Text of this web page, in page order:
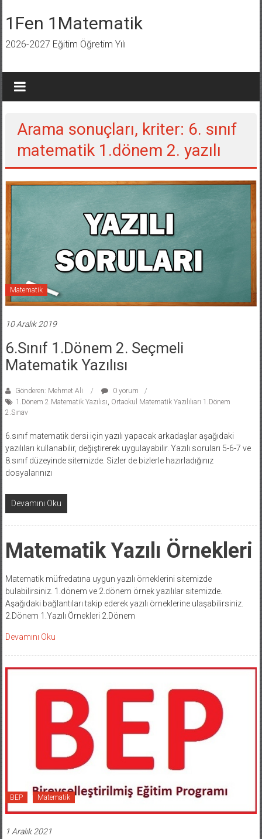
geç
1Fen 1Matematik
2026-2027 Eğitim Öğretim Yılı
Arama sonuçları, kriter: 6. sınıf
matematik 1.dönem 2. yazılı
Matematik
10 Aralık 2019
6.Sınıf 1.Dönem 2. Seçmeli
Matematik Yazılısı
Gönderen: Mehmet Ali
0 yorum
1.Dönem 2.Matematik Yazılısı, Ortaokul Matematik Yazılılıarı 1.Dönem
2.Sınav
6.sınıf matematik dersi için yazılı yapacak arkadaşlar aşağıdaki
yazılıları kullanabilir, değiştirerek uygulayabilir. Yazılı soruları 5-6-7 ve
8.sınıf düzeyinde sitemizde. Sizler de bizlerle hazırladığınız
dosyalarınızı
Devamını Oku
Matematik Yazılı Örnekleri
Matematik müfredatına uygun yazılı örneklerini sitemizde
bulabilirsiniz. 1.dönem ve 2.dönem örnek yazılılar sitemizde.
Aşağıdaki bağlantıları takip ederek yazılı örneklerine ulaşabilirsiniz.
2.Dönem 1.Yazılı Örnekleri 2.Dönem
Devamını Oku
BEP Matematik
1 Aralık 2021